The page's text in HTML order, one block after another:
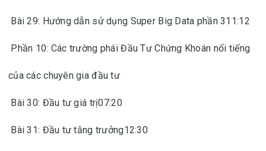
Bài 29: Hướng dẫn sử dụng Super Big Data phần 311:12
Phần 10: Các trường phái Đầu Tư Chứng Khoán nổi tiếng
của các chuyên gia đầu tư
Bài 30: Đầu tư giá trị07:20
Bài 31: Đầu tư tăng trưởng12:30